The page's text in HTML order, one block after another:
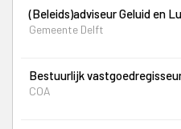
(Beleids)adviseur Geluid en
Gemeente Delft
Bestuurlijk
COA